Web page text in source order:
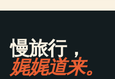
慢旅行，
娓娓道来。